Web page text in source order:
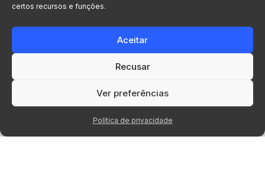
certos recursos e funções.
Aceitar
Recusar
Ver preferências
Política de privacidade
© 2026 Voxsys, Lda. Todos os direitos